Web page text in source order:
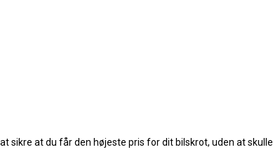
sikre at du får den højeste pris for dit bilskrot, uden at skulle